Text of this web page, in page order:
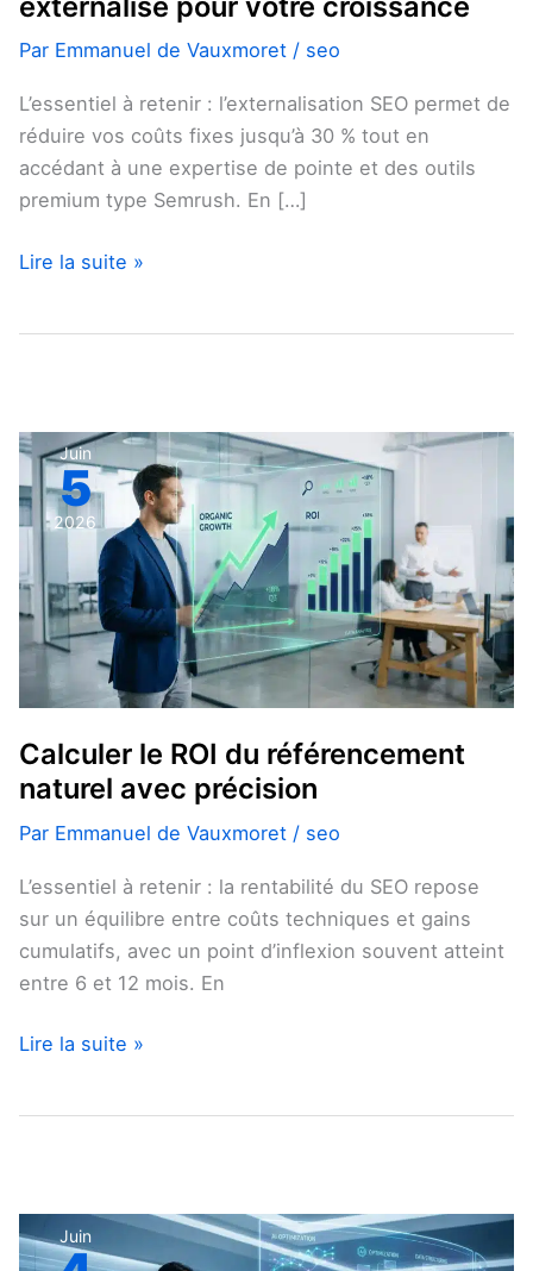
Par Emmanuel de Vauxmoret / seo
L’essentiel à retenir : l’externalisation SEO permet de
réduire vos coûts fixes jusqu’à 30 % tout en
accédant à une expertise de pointe et des outils
premium type Semrush. En […]
Lire la suite »
Juin
5
2026
Calculer le ROI du référencement
naturel avec précision
Par Emmanuel de Vauxmoret / seo
L’essentiel à retenir : la rentabilité du SEO repose
sur un équilibre entre coûts techniques et gains
cumulatifs, avec un point d’inflexion souvent atteint
entre 6 et 12 mois. En
Calculer
ROI
référencement
naturel
avec
précision
Lire la suite »
Juin
Optimiser
son